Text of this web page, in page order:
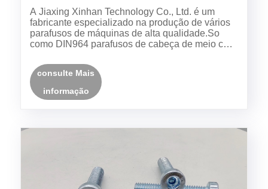
Chartersunk Head parafuso?
A Jiaxing Xinhan Technology Co., Ltd. é um
fabricante especializado na produção de vários
parafusos de máquinas de alta qualidade.So
como DIN964 parafusos de cabeça de meio com
consulte Mais
informação